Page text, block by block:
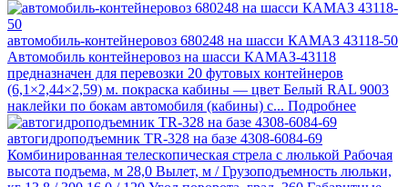
автомобиль-контейнеровоз 680248 на шасси КАМАЗ 43118-50
Автомобиль контейнеровоз на шасси КАМАЗ-43118
предназначен для перевозки 20 футовых контейнеров
(6,1×2,44×2,59) м. покраска кабины — цвет Белый RAL 9003
наклейки по бокам автомобиля (кабины) с... Подробнее
автогидроподъемник TR-328 на базе 4308-6084-69
Комбинированная телескопическая стрела с люлькой Рабочая
высота подъема, м 28,0 Вылет, м / Грузоподъемность люльки,